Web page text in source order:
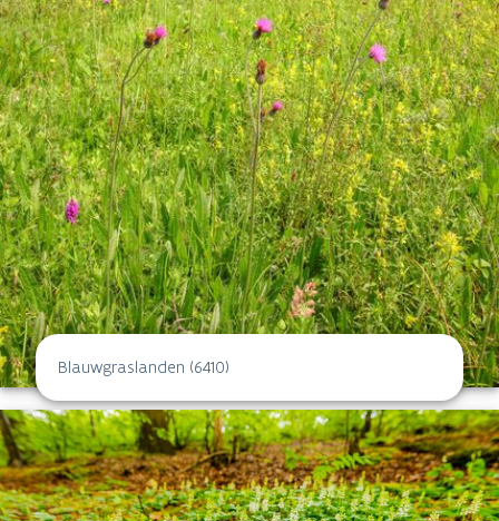
Blauwgraslanden (6410)